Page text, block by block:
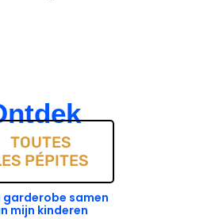
TOUTES
PÉPITES
garderobe samen
mijn kinderen